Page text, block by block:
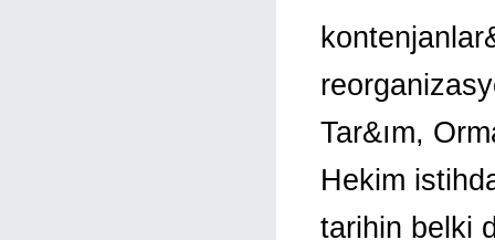
Tar&ım,
Hekim
tarihin belki